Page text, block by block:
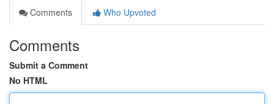
Comments
Who Upvoted
Comments
Submit a Comment
No HTML